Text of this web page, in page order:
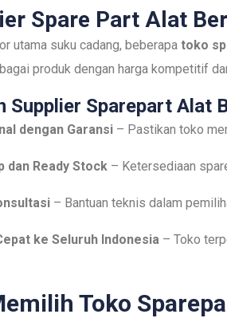
Spare Part Alat
utama suku cadang, beberapa toko
produk dengan harga kompetitif
Supplier Sparepart Alat
dengan Garansi – Pastikan toko
dan Ready Stock – Ketersediaan
– Bantuan teknis dalam
ke Seluruh Indonesia – Toko
Toko